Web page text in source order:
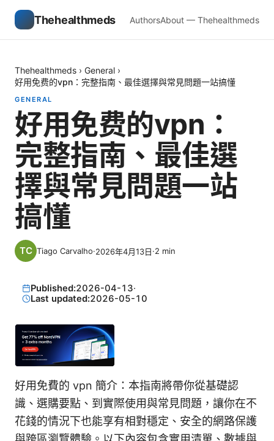
Thehealthmeds AuthorsAbout — Thehealthmeds
Thehealthmeds › General ›
好用免费的vpn：完整指南、最佳選擇與常見問題一站搞懂
GENERAL
好用免费的vpn：
完整指南、最佳選
擇與常見問題一站
搞懂
Tiago Carvalho·2026年4月13日·2 min
Published:2026-04-13·
Last updated:2026-05-10
好用免費的 vpn 簡介：本指南將帶你從基礎認
識、選購要點、到實際使用與常見問題，讓你在不
花錢的情況下也能享有相對穩定、安全的網路保護